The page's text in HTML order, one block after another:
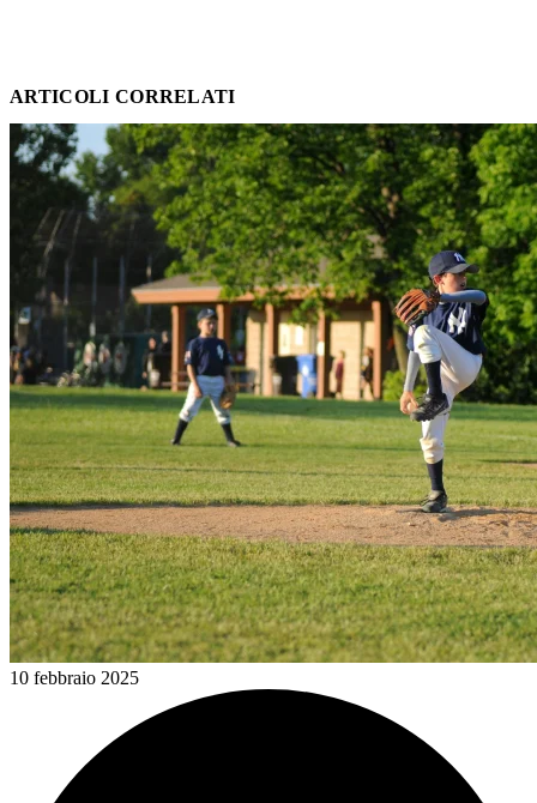
ARTICOLI CORRELATI
10 febbraio 2025